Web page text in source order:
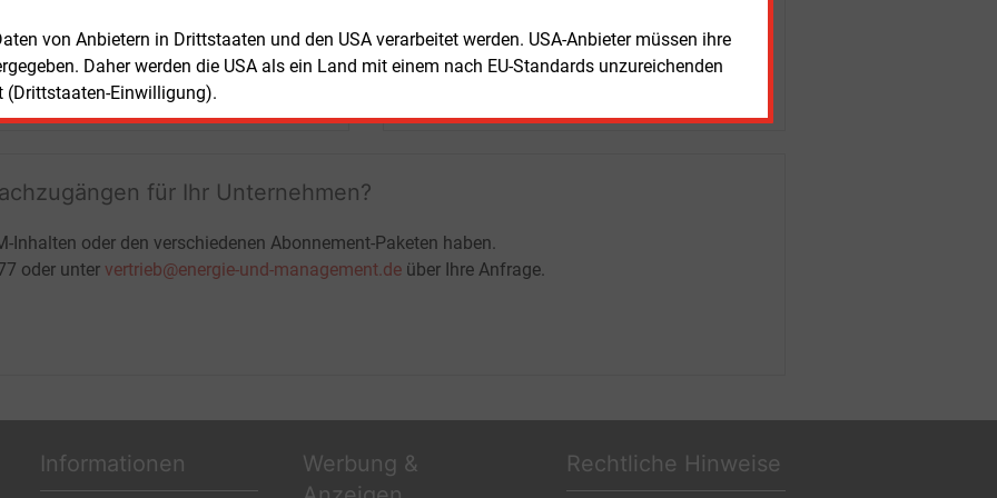
von Anbietern in Drittstaaten und den USA verarbeitet werden. USA-Anbieter müssen ihre
Daher werden die USA als ein Land mit einem nach EU-Standards unzureichenden
(Drittstaaten-Einwilligung).
+ zwei Ausgaben der Zeitung E&M
ohne automatische Verlängerung
JETZT KOSTENLOS TESTEN
für Ihr Unternehmen?
Inhalten oder den verschiedenen Abonnement-Paketen haben.
oder unter vertrieb@energie-und-management.de über Ihre Anfrage.
Informationen
Werbung &
Rechtliche Hinweise